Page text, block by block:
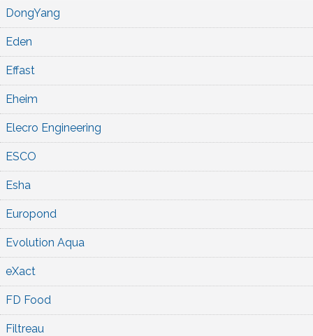
DongYang
Eden
Effast
Eheim
Elecro Engineering
ESCO
Esha
Europond
Evolution Aqua
eXact
FD Food
Filtreau